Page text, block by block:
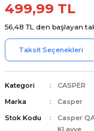
499,99 TL
56,48 TL den başlayan
Taksit Seçenekleri
Kategori
CASPER
Marka
Casper
Stok Kodu
Casper
KLavye